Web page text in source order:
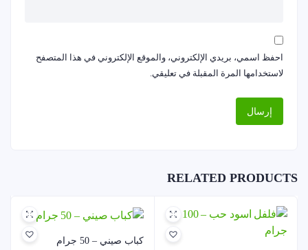
احفظ اسمي، بريدي الإلكتروني، والموقع الإلكتروني في هذا المتصفح
لاستخدامها المرة المقبلة في تعليقي.
RELATED PRODUCTS
كباب صيني – 50 جرام